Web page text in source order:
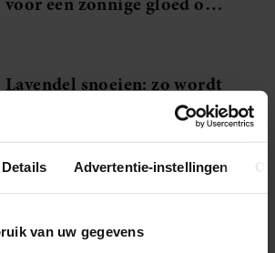
Details Advertentie-instellingen
van uw gegevens
Lavendel snoeien: zo wordt
blikvanger van de straat
die je ooit hebt geproefd